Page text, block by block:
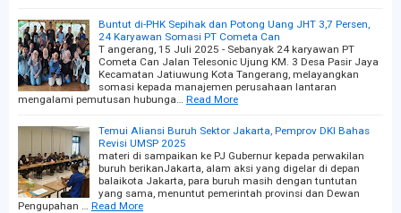
Buntut di-PHK Sepihak dan Potong Uang JHT 3,7 Persen,
24 Karyawan Somasi PT Cometa Can
T angerang, 15 Juli 2025 - Sebanyak 24 karyawan PT
Cometa Can Jalan Telesonic Ujung KM. 3 Desa Pasir Jaya
Kecamatan Jatiuwung Kota Tangerang, melayangkan
somasi kepada manajemen perusahaan lantaran
mengalami pemutusan hubunga… Read More
Temui Aliansi Buruh Sektor Jakarta, Pemprov DKI Bahas
Revisi UMSP 2025
materi di sampaikan ke PJ Gubernur kepada perwakilan
buruh berikanJakarta, alam aksi yang digelar di depan
balaikota Jakarta, para buruh masih dengan tuntutan
yang sama, menuntut pemerintah provinsi dan Dewan
Pengupahan … Read More